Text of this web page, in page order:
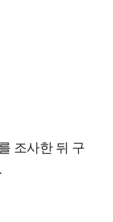
조사한 뒤 구